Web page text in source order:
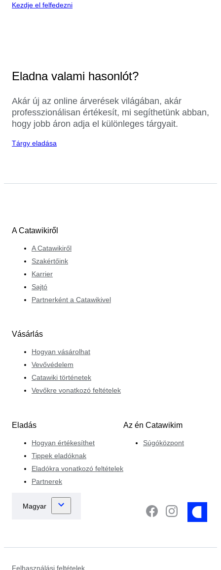
Kezdje el felfedezni
Eladna valami hasonlót?
Akár új az online árverések világában, akár
professzionálisan értékesít, mi segíthetünk abban,
hogy jobb áron adja el különleges tárgyait.
Tárgy eladása
A Catawikiről
A Catawikiről
Szakértőink
Karrier
Sajtó
Partnerként a Catawikivel
Vásárlás
Hogyan vásárolhat
Vevővédelem
Catawiki történetek
Vevőkre vonatkozó feltételek
Eladás
Hogyan értékesíthet
Tippek eladóknak
Eladókra vonatkozó feltételek
Partnerek
Az én Catawikim
Súgóközpont
Felhasználási feltételek